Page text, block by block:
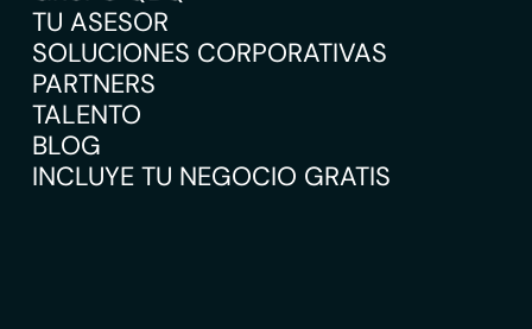
TU ASESOR
SOLUCIONES CORPORATIVAS
PARTNERS
TALENTO
BLOG
INCLUYE TU NEGOCIO GRATIS